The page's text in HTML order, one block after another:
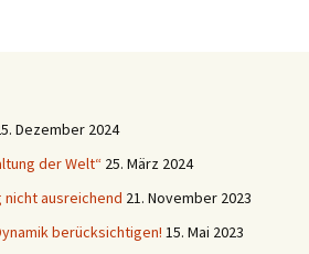
Dezember 2024
der Welt“ 25. März 2024
nicht ausreichend 21. November 2023
berücksichtigen! 15. Mai 2023